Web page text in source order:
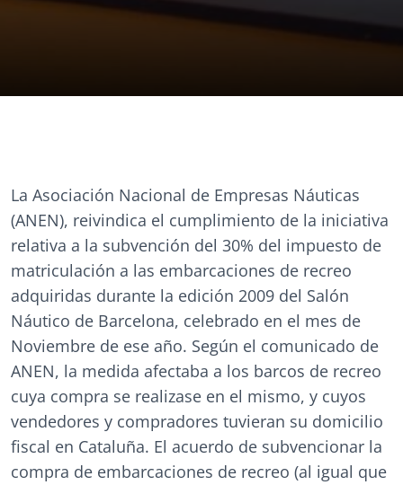
La Asociación Nacional de Empresas Náuticas
(ANEN), reivindica el cumplimiento de la iniciativa
relativa a la subvención del 30% del impuesto de
matriculación a las embarcaciones de recreo
adquiridas durante la edición 2009 del Salón
Náutico de Barcelona, celebrado en el mes de
Noviembre de ese año. Según el comunicado de
ANEN, la medida afectaba a los barcos de recreo
cuya compra se realizase en el mismo, y cuyos
vendedores y compradores tuvieran su domicilio
fiscal en Cataluña. El acuerdo de subvencionar la
compra de embarcaciones de recreo (al igual que